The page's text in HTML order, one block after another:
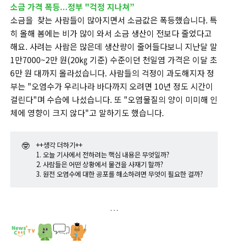
소금 가격 폭등...정부 "걱정 지나쳐”
소금을 찾는 사람들이 많아지면서 소금값은 폭등했습니다. 특
히 올해 봄에는 비가 많이 와서 소금 생산이 전보다 줄었다고
해요. 사려는 사람은 많은데 생산량이 줄어들다보니 지난달 말
1만7000~2만 원(20㎏ 기준) 수준이던 천일염 가격은 이달 초
6만 원 대까지 올라섰습니다. 사람들의 걱정이 과도해지자 정
부는 "오염수가 우리나라 바다까지 오려면 10년 정도 시간이
걸린다"며 수습에 나섰습니다. 또 "오염물질의 양이 미미해 인
체에 영향이 크지 않다"고 말하기도 했습니다.
🤓
++생각 더하기++
1. 오늘 기사에서 전하려는 핵심 내용은 무엇일까?
2. 사람들은 어떤 상황에서 물건을 사재기 할까?
3. 원전 오염수에 대한 공포를 해소하려면 무엇이 필요한 걸까?